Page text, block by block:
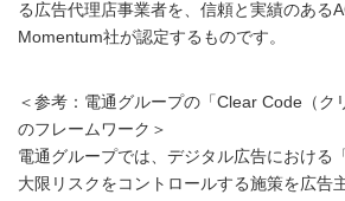
る広告代理店事業者を、信頼と実績のある
Momentum社が認定するものです。
＜参考：電通グループの「Clear Code（ク
のフレームワーク＞
電通グループでは、デジタル広告における
大限リスクをコントロールする施策を広告